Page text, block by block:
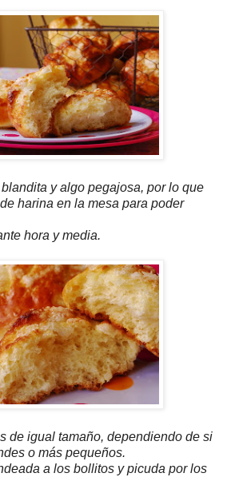
y algo pegajosa, por lo que
harina en la mesa para poder
hora y media.
de igual tamaño, dependiendo de si
o más pequeños.
a los bollitos y picuda por los